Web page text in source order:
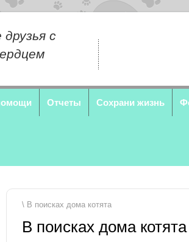
с
Отчеты Сохрани жизнь
\ В поисках дома котята
В поисках дома котята